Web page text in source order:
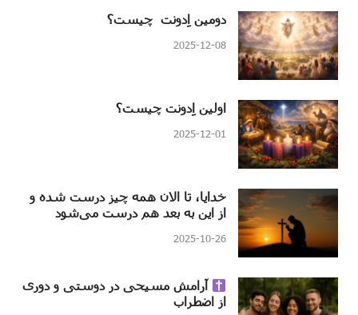
دومین اِدونت چیست؟
2025-12-08
اولین اِدونت چیست؟
2025-12-01
خدایا، تا الان همه چیز درست شده و
از این به بعد هم درست می‌شود
2025-10-26
آرامش مسیحی در دوستی و دوری
از اضطراب